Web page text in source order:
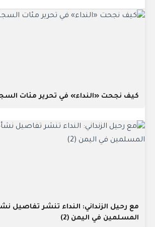
كيف نجحت «النداء» في تحرير مئات
مع رحيل الزنداني: النداء تنشر تفاصيل
المسلمين في اليمن (2)